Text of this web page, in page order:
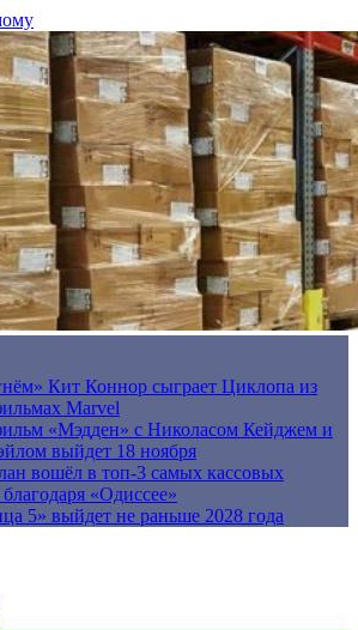
Кит Коннор сыграет Циклопа из
Marvel
«Мэдден» с Николасом Кейджем и
выйдет 18 ноября
вошёл в топ-3 самых кассовых
«Одиссее»
5» выйдет не раньше 2028 года